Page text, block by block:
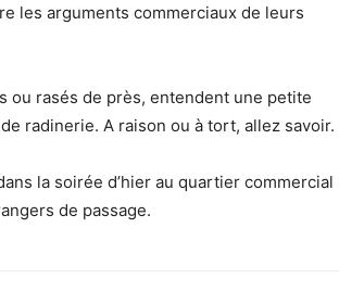
les arguments commerciaux de leurs
ou rasés de près, entendent une petite
radinerie. A raison ou à tort, allez savoir.
la soirée d’hier au quartier commercial
de passage.